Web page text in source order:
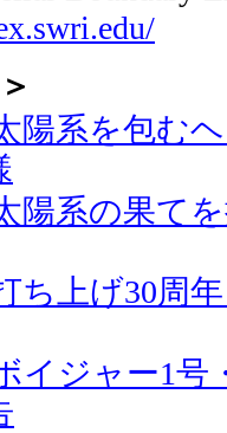
陽系を包む
陽系の果て
ち上げ30周
イジャー1号